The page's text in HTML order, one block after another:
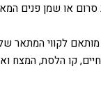
סרום או שמן פנים
מותאם לקווי המתאר
קו הלסת, המצח